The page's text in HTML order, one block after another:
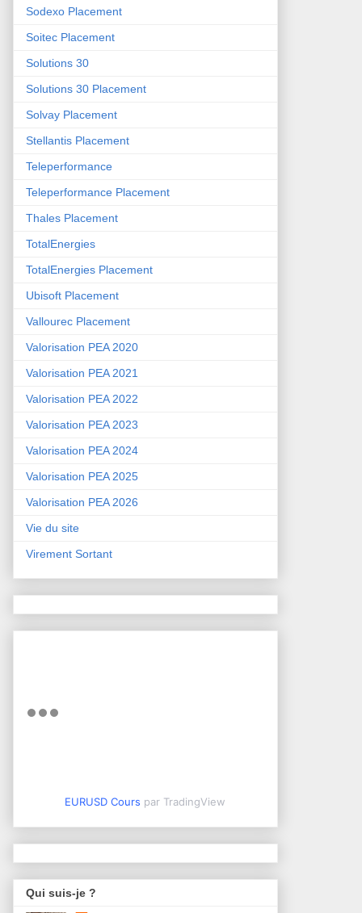
Sodexo Placement
Soitec Placement
Solutions 30
Solutions 30 Placement
Solvay Placement
Stellantis Placement
Teleperformance
Teleperformance Placement
Thales Placement
TotalEnergies
TotalEnergies Placement
Ubisoft Placement
Vallourec Placement
Valorisation PEA 2020
Valorisation PEA 2021
Valorisation PEA 2022
Valorisation PEA 2023
Valorisation PEA 2024
Valorisation PEA 2025
Valorisation PEA 2026
Vie du site
Virement Sortant
EURUSD Cours par TradingView
Qui suis-je ?